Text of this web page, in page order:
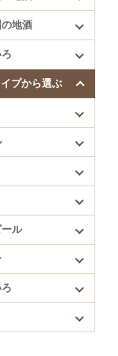
州の地酒
愛媛）
知）
知）
岡）
（佐賀）
の地酒
プから選ぶ
ル